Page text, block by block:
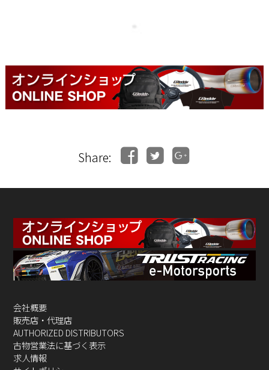
Share:
会社概要
販売店・代理店
AUTHORIZED DISTRIBUTORS
古物営業法に基づく表示
求人情報